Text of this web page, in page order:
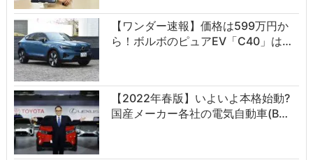
【ワンダー速報】価格は599万円か
ら！ボルボのピュアEV「C40」は…
【2022年春版】いよいよ本格始動?
国産メーカー各社の電気自動車(B…